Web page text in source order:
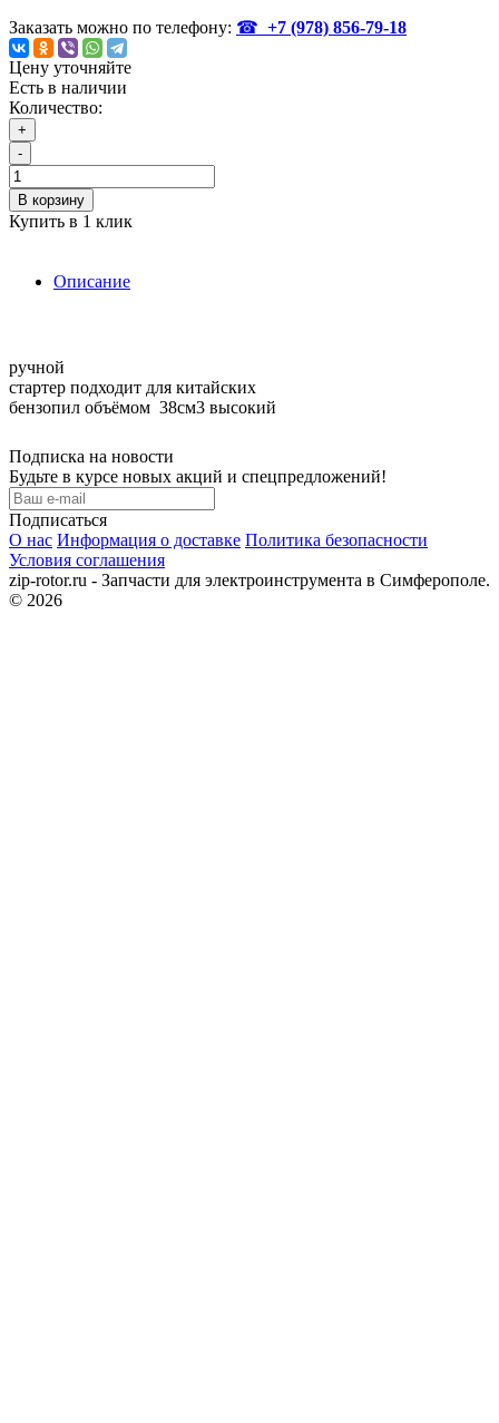
Заказать можно по телефону: ☎ +7 (978) 856-79-18
Цену уточняйте
Есть в наличии
Количество:
+
-
В корзину
Купить в 1 клик
Описание
ручной
стартер подходит для китайских
бензопил объёмом 38см3 высокий
Подписка на новости
Будьте в курсе новых акций и спецпредложений!
Подписаться
О нас Информация о доставке Политика безопасности
Условия соглашения
zip-rotor.ru - Запчасти для электроинструмента в Симферополе.
© 2026